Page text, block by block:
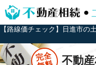
【路線価チェック】日進市の
完全 不動